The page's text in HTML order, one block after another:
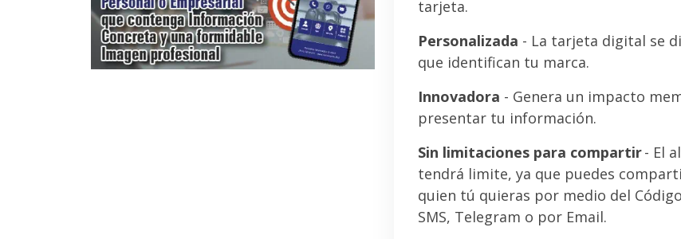
tarjeta.
Personalizada - La tarjeta digital se
que identifican tu marca.
Innovadora - Genera un impacto
presentar tu información.
Sin limitaciones para compartir- El
tendrá limite, ya que puedes
quien tú quieras por medio del
SMS, Telegram o por Email.